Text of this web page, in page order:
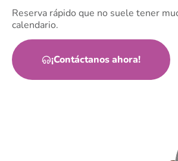
Reserva rápido que no suele tener
calendario.
¡Contáctanos ahora!